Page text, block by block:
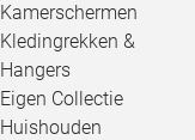
Kamerschermen
Kledingrekken &
Hangers
Eigen Collectie
Huishouden